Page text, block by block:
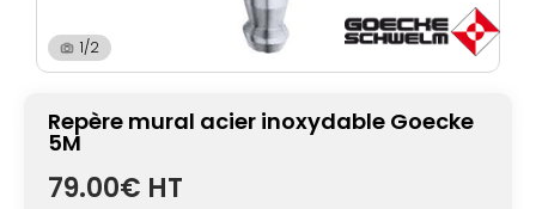
1/2
Repère mural acier inoxydable Goecke
5M
79.00€ HT